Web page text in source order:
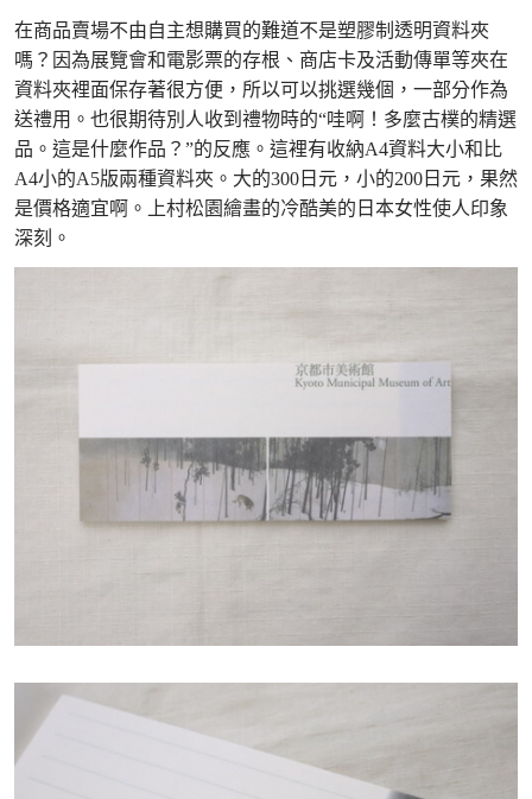
在商品賣場不由自主想購買的難道不是塑膠制透明資料夾
嗎？因為展覽會和電影票的存根、商店卡及活動傳單等夾在
資料夾裡面保存著很方便，所以可以挑選幾個，一部分作為
送禮用。也很期待別人收到禮物時的“哇啊！多麼古樸的精選
品。這是什麼作品？”的反應。這裡有收納A4資料大小和比
A4小的A5版兩種資料夾。大的300日元，小的200日元，果然
是價格適宜啊。上村松園繪畫的冷酷美的日本女性使人印象
深刻。